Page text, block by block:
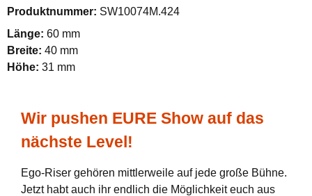
Produktnummer: SW10074M.424
Länge: 60 mm
Breite: 40 mm
Höhe: 31 mm
Wir pushen EURE Show auf das
nächste Level!
Ego-Riser gehören mittlerweile auf jede große Bühne.
Jetzt habt auch ihr endlich die Möglichkeit euch aus